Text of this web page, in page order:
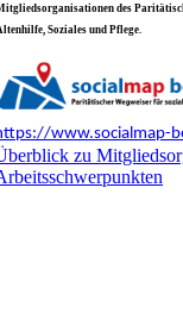
des
Soziales und Pflege.
www.socialmap-
zu